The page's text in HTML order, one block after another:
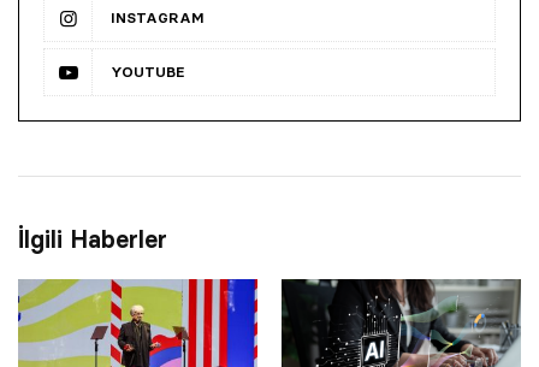
INSTAGRAM
YOUTUBE
İlgili Haberler